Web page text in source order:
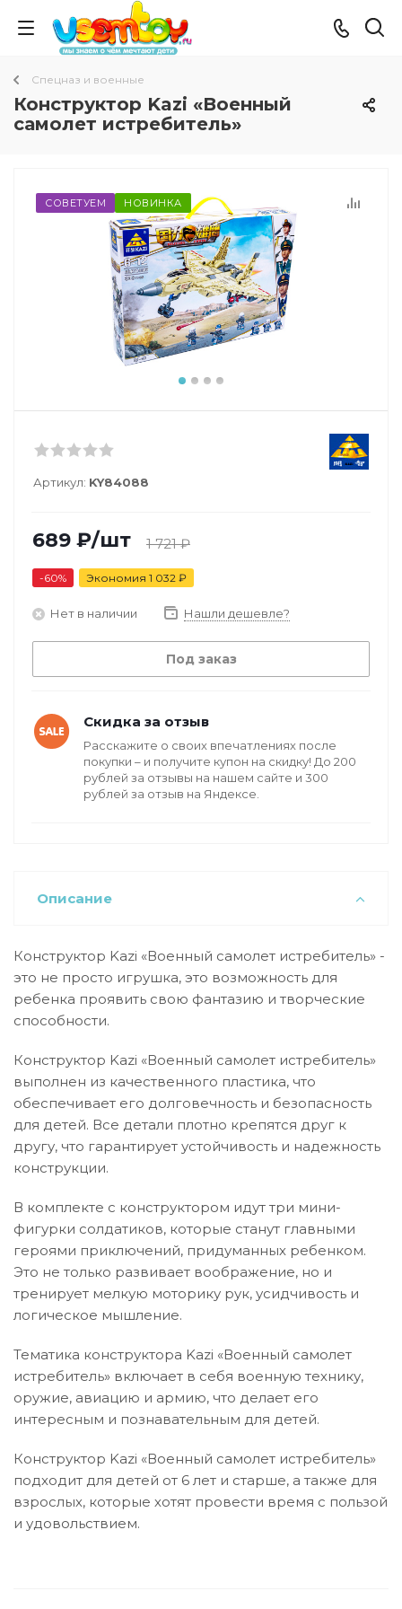
Спецназ и военные
Конструктор Kazi «Военный
самолет истребитель»
СОВЕТУЕМ НОВИНКА
Артикул: KY84088
689 ₽/шт 1 721₽
-60% Экономия 1 032 ₽
Нет в наличии Нашли дешевле?
Под заказ
Скидка за отзыв
Расскажите о своих впечатлениях после
покупки – и получите купон на скидку! До 200
рублей за отзывы на нашем сайте и 300
рублей за отзыв на Яндексе.
Описание
Конструктор Kazi «Военный самолет истребитель» -
это не просто игрушка, это возможность для
ребенка проявить свою фантазию и творческие
способности.
Конструктор Kazi «Военный самолет истребитель»
выполнен из качественного пластика, что
обеспечивает его долговечность и безопасность
для детей. Все детали плотно крепятся друг к
другу, что гарантирует устойчивость и надежность
конструкции.
В комплекте с конструктором идут три мини-
фигурки солдатиков, которые станут главными
героями приключений, придуманных ребенком.
Это не только развивает воображение, но и
тренирует мелкую моторику рук, усидчивость и
логическое мышление.
Тематика конструктора Kazi «Военный самолет
истребитель» включает в себя военную технику,
оружие, авиацию и армию, что делает его
интересным и познавательным для детей.
Конструктор Kazi «Военный самолет истребитель»
подходит для детей от 6 лет и старше, а также для
взрослых, которые хотят провести время с пользой
и удовольствием.